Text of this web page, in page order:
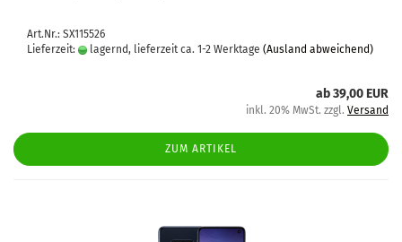
Art.Nr.: SX115526
Lieferzeit:
lagernd, lieferzeit ca. 1-2 Werktage (Ausland abweichend)
ab 39,00 EUR
inkl. 20% MwSt. zzgl. Versand
ZUM ARTIKEL